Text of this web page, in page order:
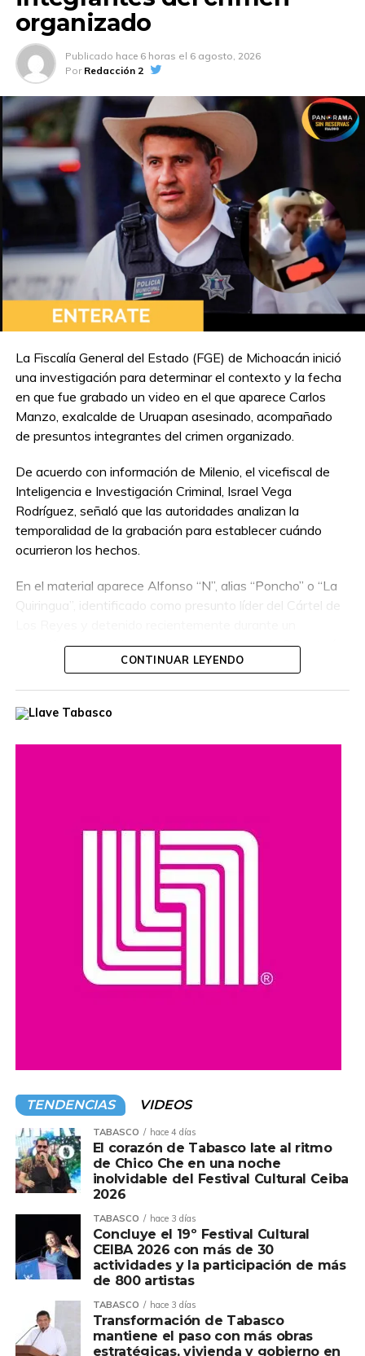
organizado
Publicado hace 6 horas el 6 agosto, 2026
Por Redacción 2
La Fiscalía General del Estado (FGE) de Michoacán inició
una investigación para determinar el contexto y la fecha
en que fue grabado un video en el que aparece Carlos
Manzo, exalcalde de Uruapan asesinado, acompañado
de presuntos integrantes del crimen organizado.
De acuerdo con información de Milenio, el vicefiscal de
Inteligencia e Investigación Criminal, Israel Vega
Rodríguez, señaló que las autoridades analizan la
temporalidad de la grabación para establecer cuándo
ocurrieron los hechos.
En el material aparece Alfonso “N”, alias “Poncho” o “La
Quiringua”, identificado como presunto líder del Cártel de
operativo interinstitucional encabezado por la Secretaría
de la Defensa Nacional.
Unidos, que habían ofrecido una recompensa de hasta
CONTINUAR LEYENDO
TENDENCIAS VIDEOS
TABASCO hace 4 días
El corazón de Tabasco late al ritmo
de Chico Che en una noche
inolvidable del Festival Cultural Ceiba
2026
TABASCO hace 3 días
Concluye el 19º Festival Cultural
CEIBA 2026 con más de 30
actividades y la participación de más
de 800 artistas
TABASCO hace 3 días
Transformación de Tabasco
mantiene el paso con más obras
estratégicas, vivienda y gobierno en